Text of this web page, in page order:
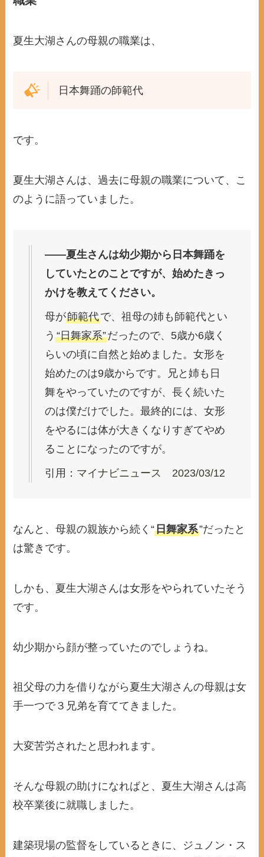
夏生大湖さんの母親の職業は、
日本舞踊の師範代
です。
夏生大湖さんは、過去に母親の職業について、こ
のように語っていました。
――夏生さんは幼少期から日本舞踊を
していたとのことですが、始めたきっ
かけを教えてください。
母が師範代で、祖母の姉も師範代とい
う“日舞家系”だったので、5歳か6歳く
らいの頃に自然と始めました。女形を
始めたのは9歳からです。兄と姉も日
舞をやっていたのですが、長く続いた
のは僕だけでした。最終的には、女形
をやるには体が大きくなりすぎてやめ
ることになったのですが。
引用： マイナビニュース 2023/03/12
なんと、母親の親族から続く“日舞家系”だったと
は驚きです。
しかも、夏生大湖さんは女形をやられていたそう
です。
幼少期から顔が整っていたのでしょうね。
祖父母の力を借りながら夏生大湖さんの母親は女
手一つで３兄弟を育ててきました。
大変苦労されたと思われます。
そんな母親の助けになればと、夏生大湖さんは高
校卒業後に就職しました。
建築現場の監督をしているときに、ジュノン・ス